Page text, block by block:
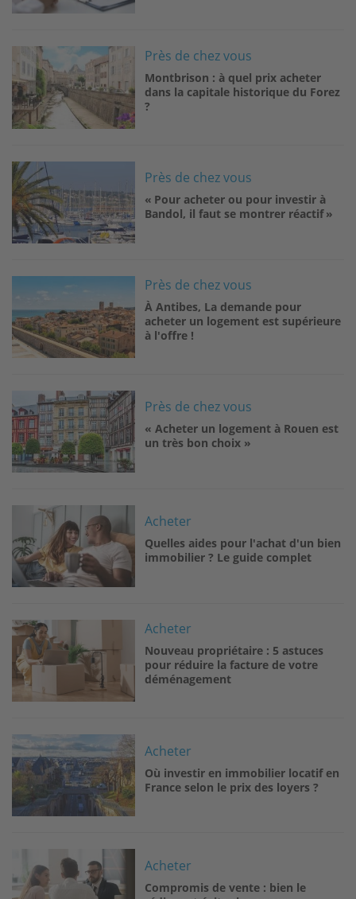
Image Près de chez vous
Montbrison : à quel prix acheter
dans la capitale historique du Forez
?
Image
Près de chez vous
« Pour acheter ou pour investir à
Bandol, il faut se montrer réactif »
Image Près de chez vous
À Antibes, La demande pour
acheter un logement est supérieure
à l'offre !
Image
Près de chez vous
« Acheter un logement à Rouen est
un très bon choix »
Image
Acheter
Quelles aides pour l'achat d'un bien
immobilier ? Le guide complet
Image Acheter
Nouveau propriétaire : 5 astuces
pour réduire la facture de votre
déménagement
Acheter
Où investir en immobilier locatif en
France selon le prix des loyers ?
Acheter
Compromis de vente : bien le